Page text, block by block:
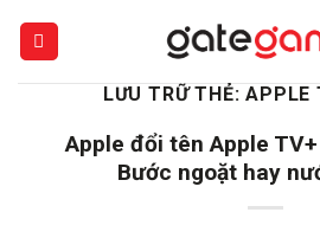
LƯU TRỮ THẺ:APPLE
Apple đổi tên Apple
Bước ngoặt hay